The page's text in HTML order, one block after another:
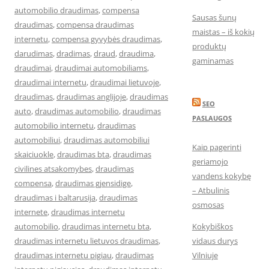
automobilio draudimas,compensa
draudimas,compensa draudimas
internetu,compensa gyvybės draudimas,
darudimas,dradimas,draud,draudima,
draudimai,draudimai automobiliams,
draudimai internetu,draudimai lietuvoje,
draudimas,draudimas anglijoje,draudimas
auto,draudimas automobilio,draudimas
automobilio internetu,draudimas
automobiliui,draudimas automobiliui
skaiciuokle,draudimas bta,draudimas
civilines atsakomybes,draudimas
compensa,draudimas gjensidige,
draudimas i baltarusija,draudimas
internete,draudimas internetu
automobilio,draudimas internetu bta,
draudimas internetu lietuvos draudimas,
draudimas internetu pigiau,draudimas
Sausas šunų
maistas – iš kokių
produktų
gaminamas
SEO
PASLAUGOS
Kaip pagerinti
geriamojo
vandens kokybę
– Atbulinis
osmosas
Kokybiškos
vidaus durys
Vilniuje